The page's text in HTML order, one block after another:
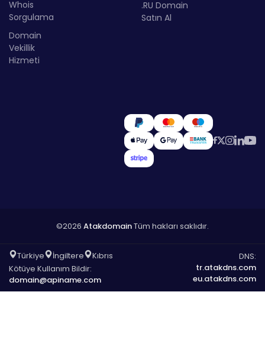
Whois
Sorgulama
Domain
Vekillik
Hizmeti
.RU Domain
Satın Al
©2026 AtakdomainTüm hakları saklıdır.
Türkiye İngiltere
Kıbrıs
Kötüye Kullanım Bildir:
domain@apiname.com
DNS:
tr.atakdns.com
eu.atakdns.com